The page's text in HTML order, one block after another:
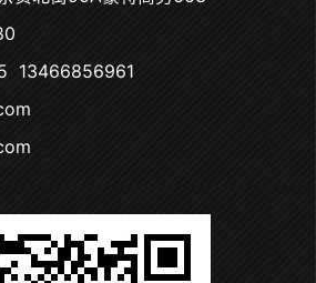
13466856961